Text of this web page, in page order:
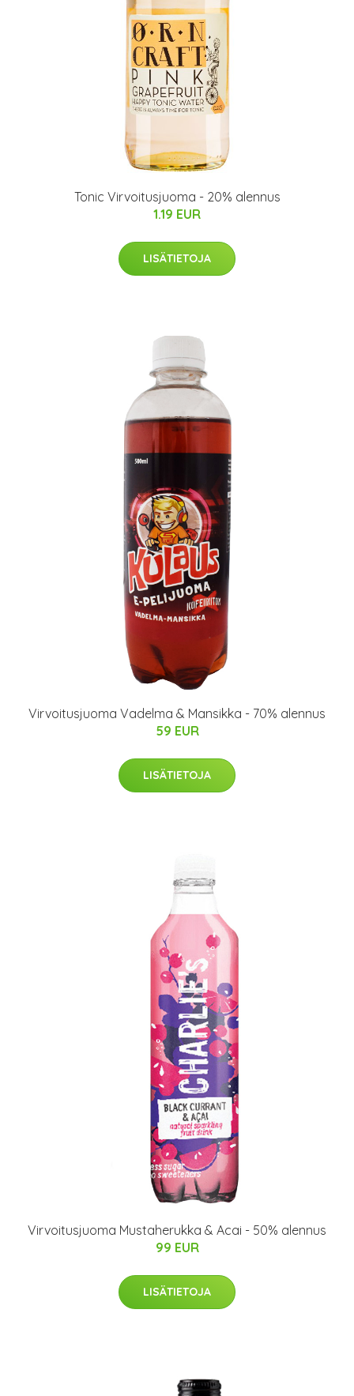
Tonic Virvoitusjuoma - 20% alennus
1.19 EUR
LISÄTIETOJA
Virvoitusjuoma Vadelma & Mansikka - 70% alennus
59 EUR
LISÄTIETOJA
Virvoitusjuoma Mustaherukka & Acai - 50% alennus
99 EUR
LISÄTIETOJA